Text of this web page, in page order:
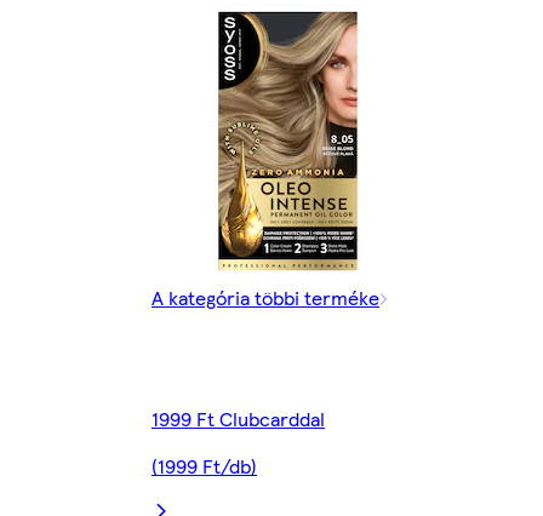
A kategória többi terméke
1999 Ft Clubcarddal
(1999 Ft/db)